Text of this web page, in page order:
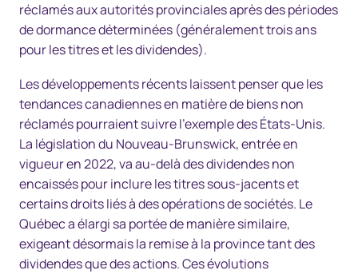
réclamés aux autorités provinciales après des périodes
de dormance déterminées (généralement trois ans
pour les titres et les dividendes).
Les développements récents laissent penser que les
tendances canadiennes en matière de biens non
réclamés pourraient suivre l'exemple des États-Unis.
La législation du Nouveau-Brunswick, entrée en
vigueur en 2022, va au-delà des dividendes non
encaissés pour inclure les titres sous-jacents et
certains droits liés à des opérations de sociétés. Le
Québec a élargi sa portée de manière similaire,
exigeant désormais la remise à la province tant des
dividendes que des actions. Ces évolutions